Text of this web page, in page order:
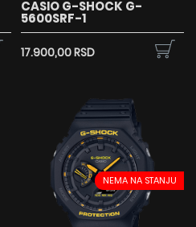
CASIO G-SHOCK G-
5600SRF-1
17.900,00 RSD
NEMA NA STANJU